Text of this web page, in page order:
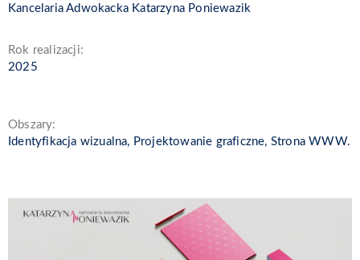
Kancelaria Adwokacka Katarzyna Poniewazik
Rok realizacji:
2025
Obszary:
Identyfikacja wizualna, Projektowanie graficzne, Strona WWW.